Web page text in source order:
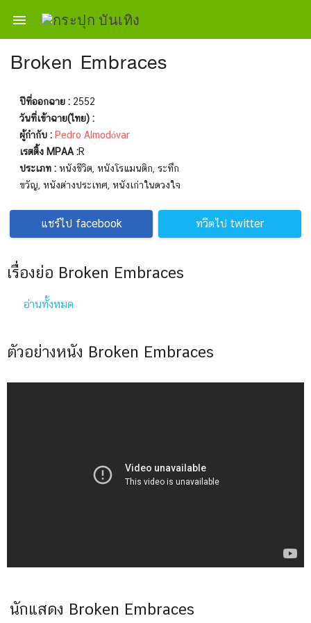

Broken Embraces
ปีที่ออกฉาย : 2552
วันที่เข้าฉาย(ไทย) :
ผู้กำกับ : Pedro Almodóvar
เรตติ้ง MPAA :R
ประเภท : หนังชีวิต, หนังโรแมนติก, ระทึก
ขวัญ, หนังต่างประเทศ, หนังเก่าในดวงใจ
แชร์ไป facebook ทวีตไป twitter
เรื่องย่อ Broken Embraces
อ่านทั้งหมด
ตัวอย่างหนัง Broken Embraces
นักแสดง Broken Embraces